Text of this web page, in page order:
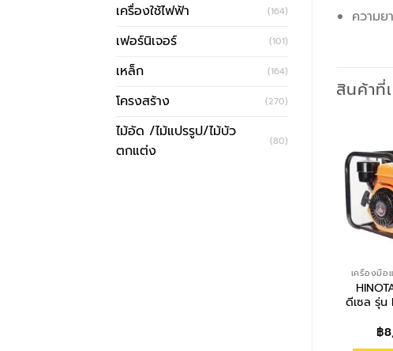
เครื่องใช้ไฟฟ้า (164)
เฟอร์นิเจอร์ (101)
เหล็ก (164)
โครงสร้าง (270)
ไม้อัด /ไม้แปรรูป/ไม้บัว
ตกแต่ง
(80)
ความย
สินค้าที่
เครื่องมือ
ดีเซล รุ่น
฿